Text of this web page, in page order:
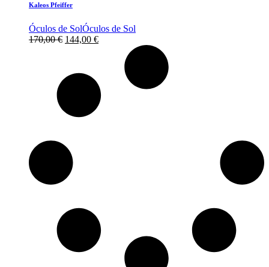
Kaleos Pfeiffer
Óculos de SolÓculos de Sol
170,00€ O
era:
170,00 €.
144,00 €O
144,00 €.